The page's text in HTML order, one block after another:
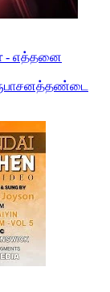
- எத்தனை